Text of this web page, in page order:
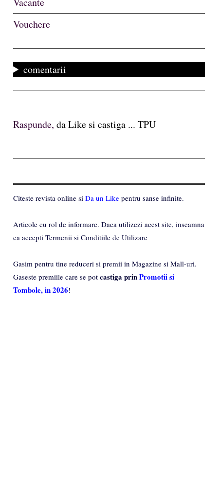
Vouchere
comentarii
Raspunde, da Like si castiga ... TPU
Citeste revista online si Da un Like pentru sanse infinite.
Articole cu rol de informare. Daca utilizezi acest site, inseamna
ca accepti Termenii si Conditiile de Utilizare
Gasim pentru tine reduceri si premii in Magazine si Mall-uri.
Gaseste premiile care se pot castiga prinPromotii si
Tombole, in 2026!